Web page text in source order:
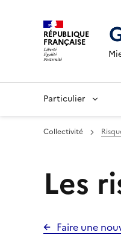
RÉPUBLIQUE
FRANÇAISE
Particulier
Collectivité
Les
Faire une